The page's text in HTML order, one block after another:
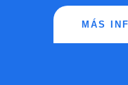
MÁS